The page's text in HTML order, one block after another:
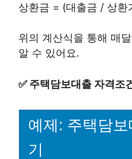
상환금 = (대출금 / 상
위의 계산식을 통해 매
알 수 있어요.
✅ 주택담보대출 자격조
예제: 주택담
기